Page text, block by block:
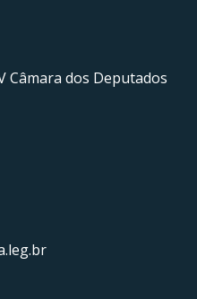
Câmara dos Deputados